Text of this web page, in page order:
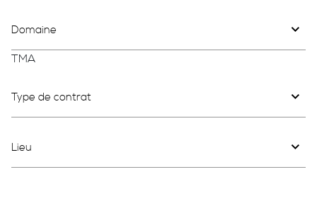
Domaine
TMA
Type de contrat
Lieu